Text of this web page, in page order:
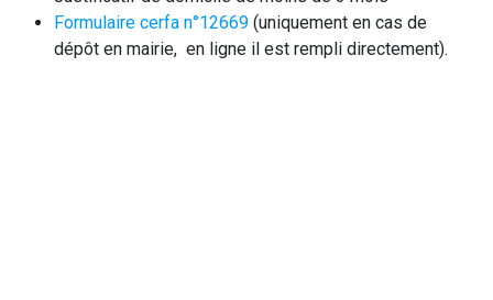
Formulaire cerfa n°12669 (uniquement en cas de
dépôt en mairie, en ligne il est rempli directement).